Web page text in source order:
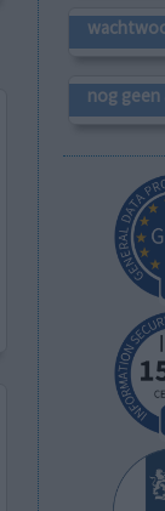
nog